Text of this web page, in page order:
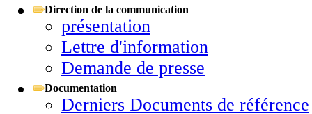
Direction de la communication
présentation
Lettre d'information
Demande de presse
Documentation
Derniers Documents de référence